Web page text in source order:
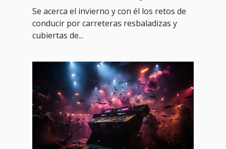
hacer la mejor elección
Se acerca el invierno y con él los retos de
conducir por carreteras resbaladizas y
cubiertas de...